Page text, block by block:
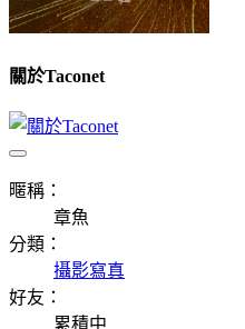
關於Taconet
暱稱：
章魚
分類：
攝影寫真
好友：
累積中